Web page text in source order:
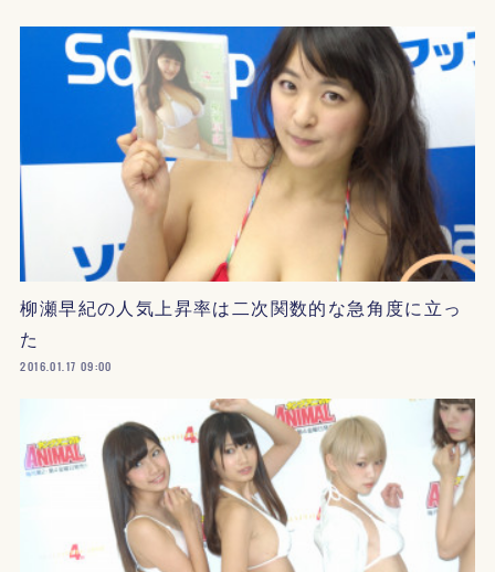
柳瀬早紀の人気上昇率は二次関数的な急角度に立っ
た
2016.01.17 09:00